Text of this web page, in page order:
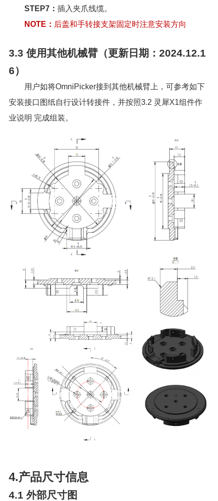
STEP7： 插入夹爪线缆。
NOTE： 后盖和手转接支架固定时注意安装方向
3.3 使用其他机械臂（更新日期：2024.12.1
6）
用户如将OmniPicker接到其他机械臂上，可参考如下
安装接口图纸自行设计转接件，并按照3.2 灵犀X1组件作
业说明 完成组装。
4.产品尺寸信息
4.1 外部尺寸图